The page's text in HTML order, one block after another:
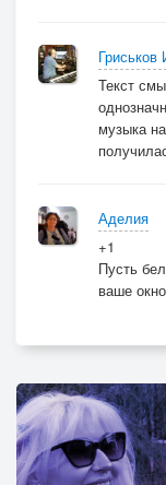
Гриськов
Текст
музыка
Аделия
+1
Пусть
ваше